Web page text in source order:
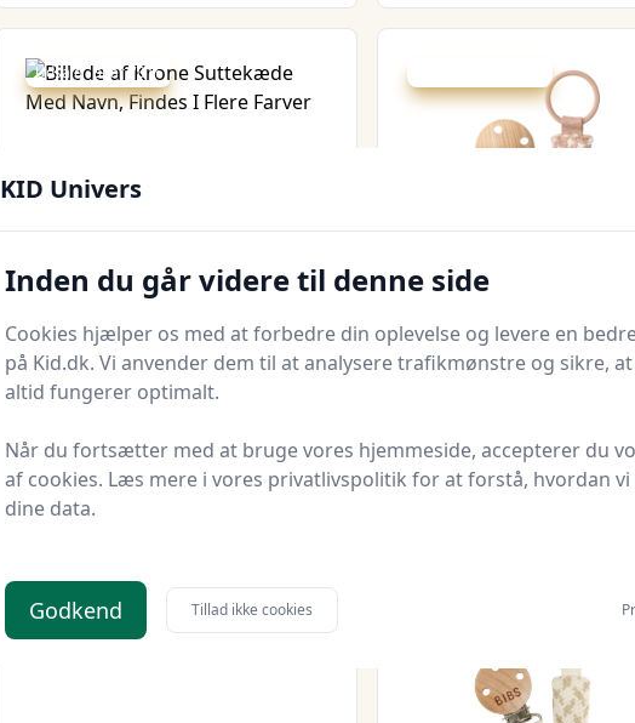
Udsalg - spar 70 %
Krone Suttekæde Med
Navn, Findes I Flere Farver
100 kr.
30 kr. Til butik
Braid Suttekæde -
114,95 kr.
Udsalg - spar 70 %
KID Univers
Inden du går videre til denne side
Cookies hjælper os med at forbedre din oplevelse og levere en
på Kid.dk. Vi anvender dem til at analysere trafikmønstre og sikre,
altid fungerer optimalt.
Når du fortsætter med at bruge vores hjemmeside, accepterer du
af cookies. Læs mere i vores privatlivspolitik for at forstå, hvordan
dine data.
Godkend Tillad ikke cookies